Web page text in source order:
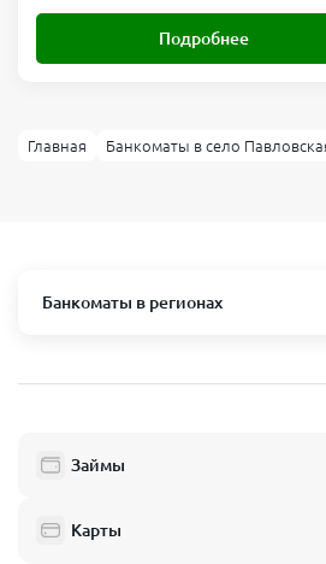
Подробнее
Главная Банкоматы в село
Банкоматы в регионах
Балашиха
Одинцово
Займы
Карты